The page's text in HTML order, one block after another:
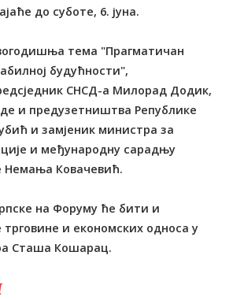
до суботе, 6. јуна.
тема "Прагматичан
будућности",
СНСД-а Милорад Додик,
и предузетништва Републике
и замјеник министра за
и међународну сарадњу
Немања Ковачевић.
на Форуму ће бити и
и економских односа у
Сташа Кошарац.